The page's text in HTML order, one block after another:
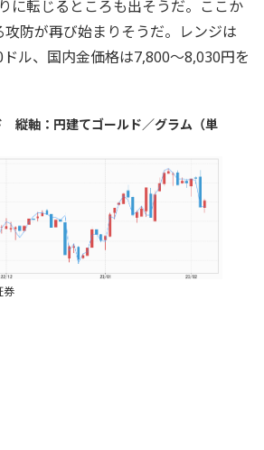
に転じるところも出そうだ。ここか
防が再び始まりそうだ。レンジは
ル、国内金価格は7,800～8,030円を
縦軸：円建てゴールド／グラム（単
券